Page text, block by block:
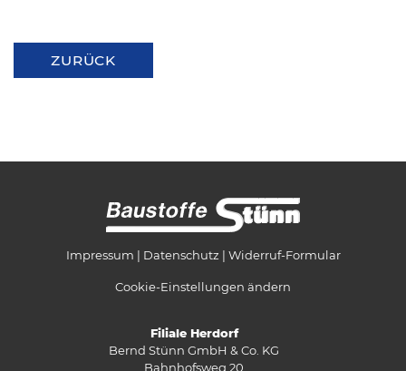
ZURÜCK
Impressum Datenschutz Widerruf-Formular
Cookie-Einstellungen ändern
Filiale Herdorf
Bernd Stünn GmbH & Co. KG
Bahnhofsweg 20